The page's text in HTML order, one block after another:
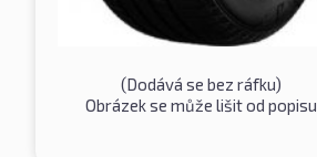
(Dodává se bez ráfku)
Obrázek se může lišit od popisu